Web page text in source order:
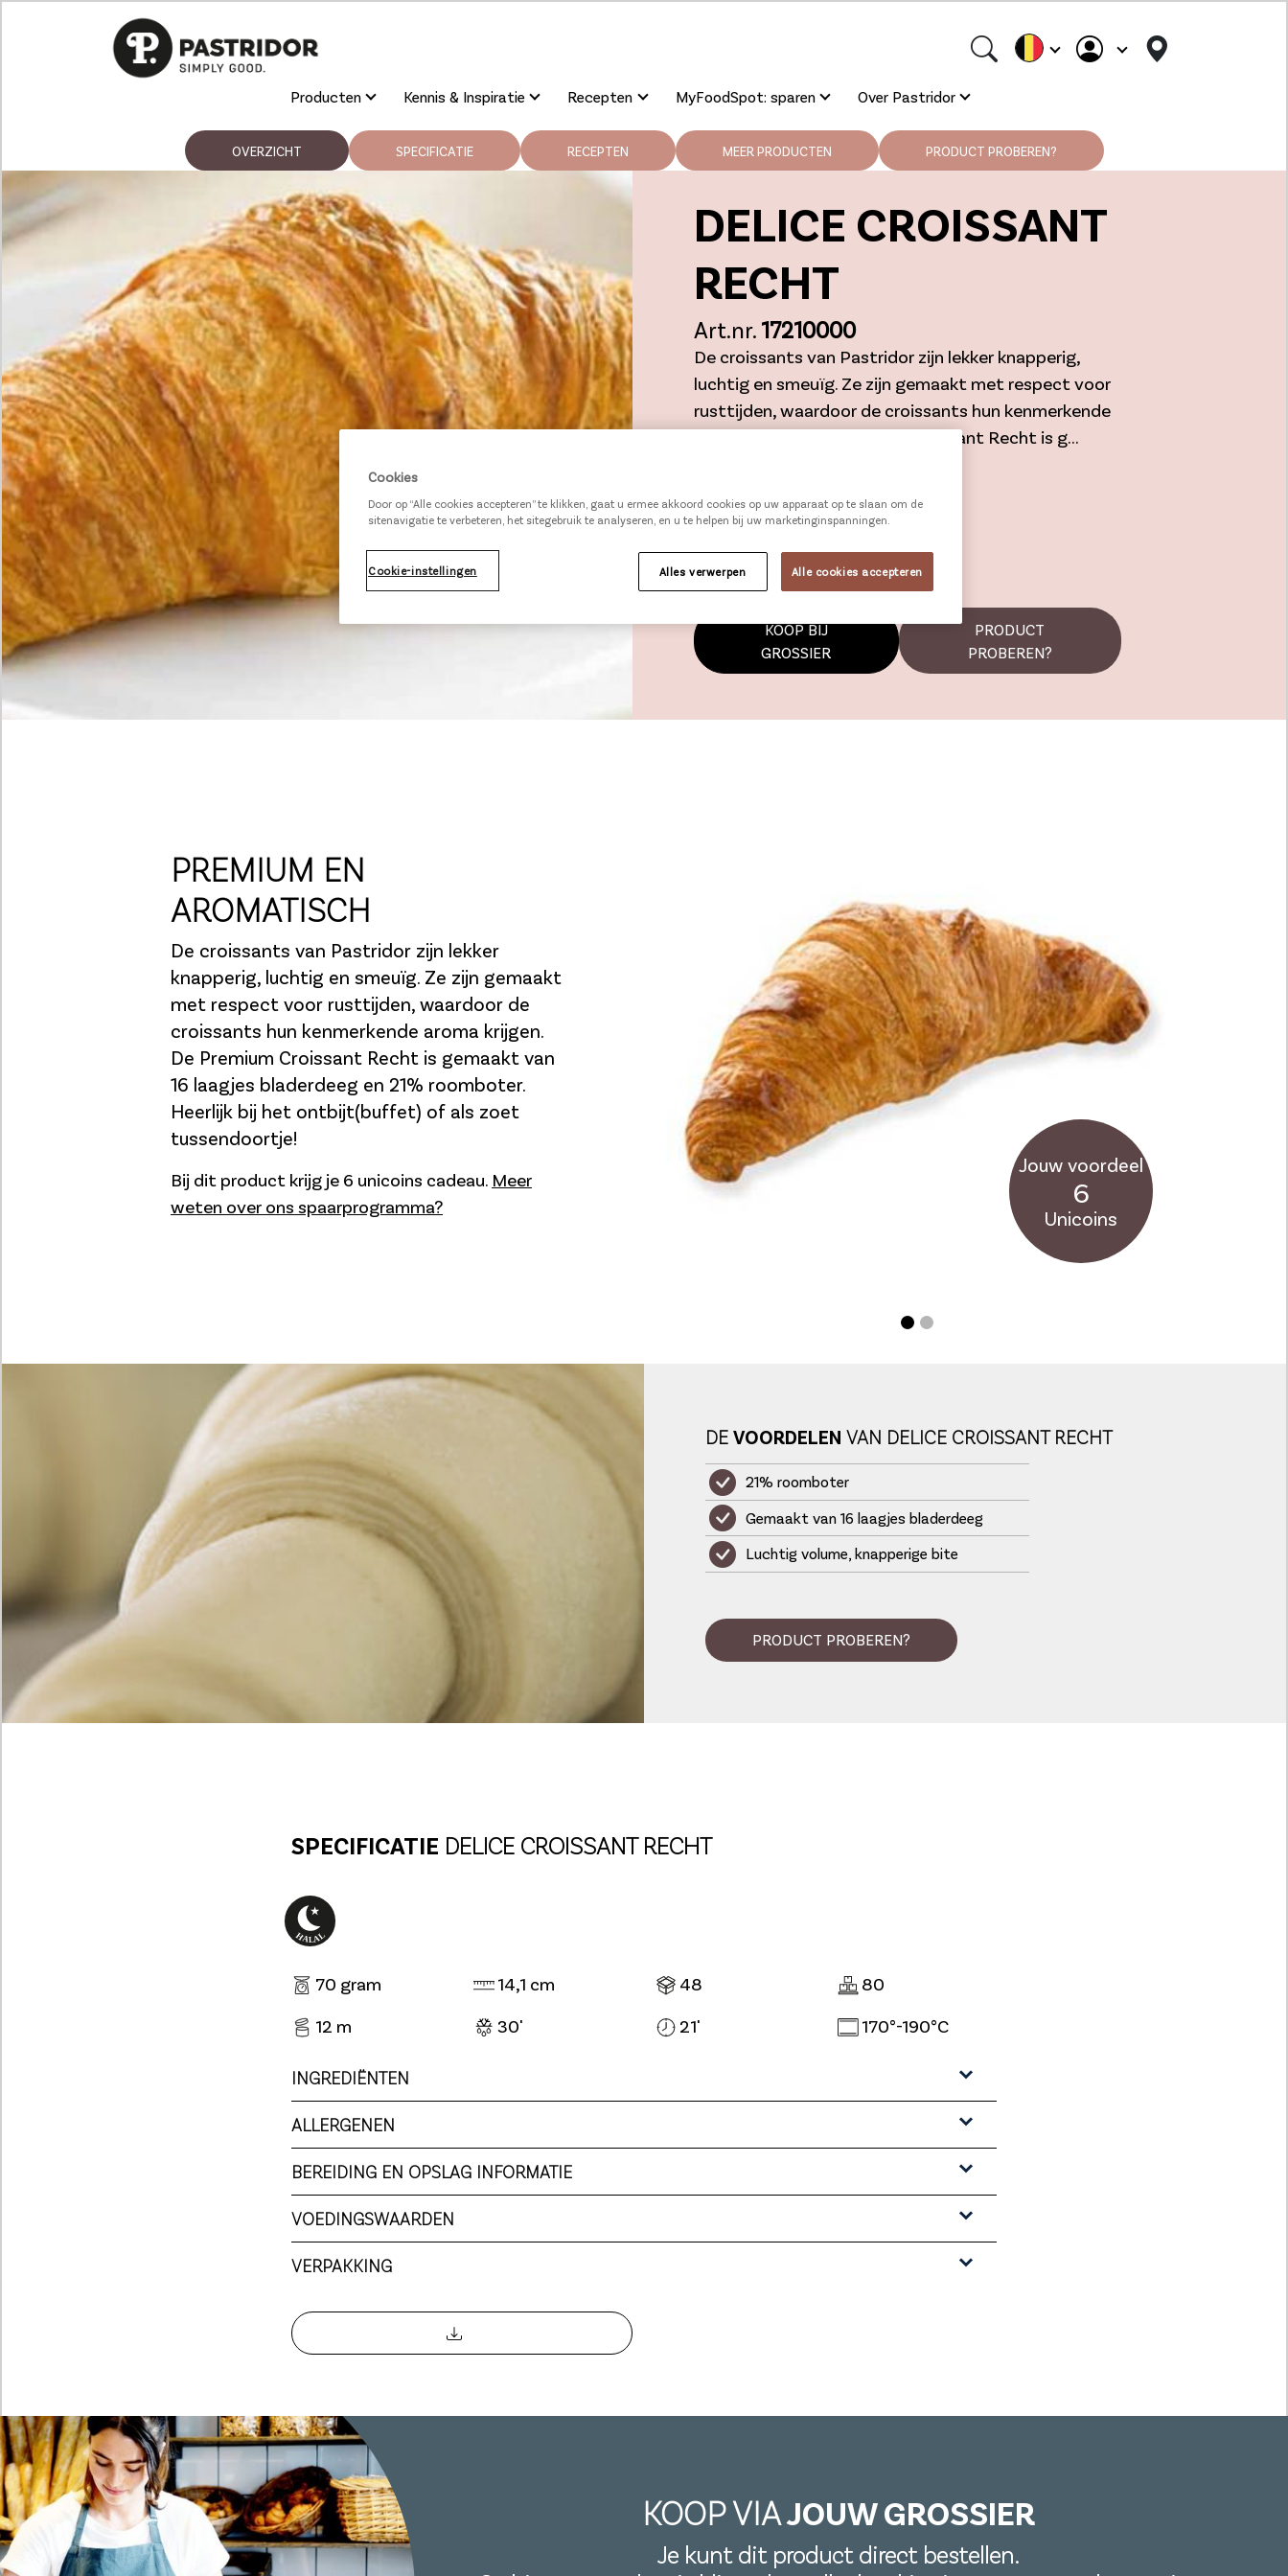
Producten Kennis & Inspiratie Recepten MyFoodSpot: sparen Over Pastridor
OVERZICHT SPECIFICATIE RECEPTEN MEER PRODUCTEN PRODUCT PROBEREN?
DELICE CROISSANT
RECHT
Art.nr. 17210000
De croissants van Pastridor zijn lekker knapperig,
luchtig en smeuïg. Ze zijn gemaakt met respect voor
rusttijden, waardoor de croissants hun kenmerkende
aroma krijgen. De Premium Croissant Recht is g...
Bekijk alle specs
KOOP BIJ
GROSSIER
PRODUCT
PROBEREN?
PREMIUM EN
AROMATISCH
De croissants van Pastridor zijn lekker
knapperig, luchtig en smeuïg. Ze zijn gemaakt
met respect voor rusttijden, waardoor de
croissants hun kenmerkende aroma krijgen.
De Premium Croissant Recht is gemaakt van
16 laagjes bladerdeeg en 21% roomboter.
Heerlijk bij het ontbijt(buffet) of als zoet
tussendoortje!
Bij dit product krijg je 6 unicoins cadeau. Meer
weten over ons spaarprogramma?
Jouw voordeel
6
Unicoins
DE VOORDELEN VAN DELICE CROISSANT RECHT
21% roomboter
Gemaakt van 16 laagjes bladerdeeg
Luchtig volume, knapperige bite
PRODUCT PROBEREN?
SPECIFICATIE DELICE CROISSANT RECHT
70 gram 14,1 cm 48
80
12 m
30' 21' 170°-190°C
INGREDIËNTEN
ALLERGENEN
BEREIDING EN OPSLAG INFORMATIE
VOEDINGSWAARDEN
VERPAKKING
KOOP VIAJOUW GROSSIER
Je kunt dit product direct bestellen.
Cookies
Door op “Alle cookies accepteren” te klikken, gaat u ermee akkoord cookies op uw apparaat op te slaan om de
sitenavigatie te verbeteren, het sitegebruik te analyseren, en u te helpen bij uw marketinginspanningen.
Cookie-instellingen Alles verwerpen Alle cookies accepteren